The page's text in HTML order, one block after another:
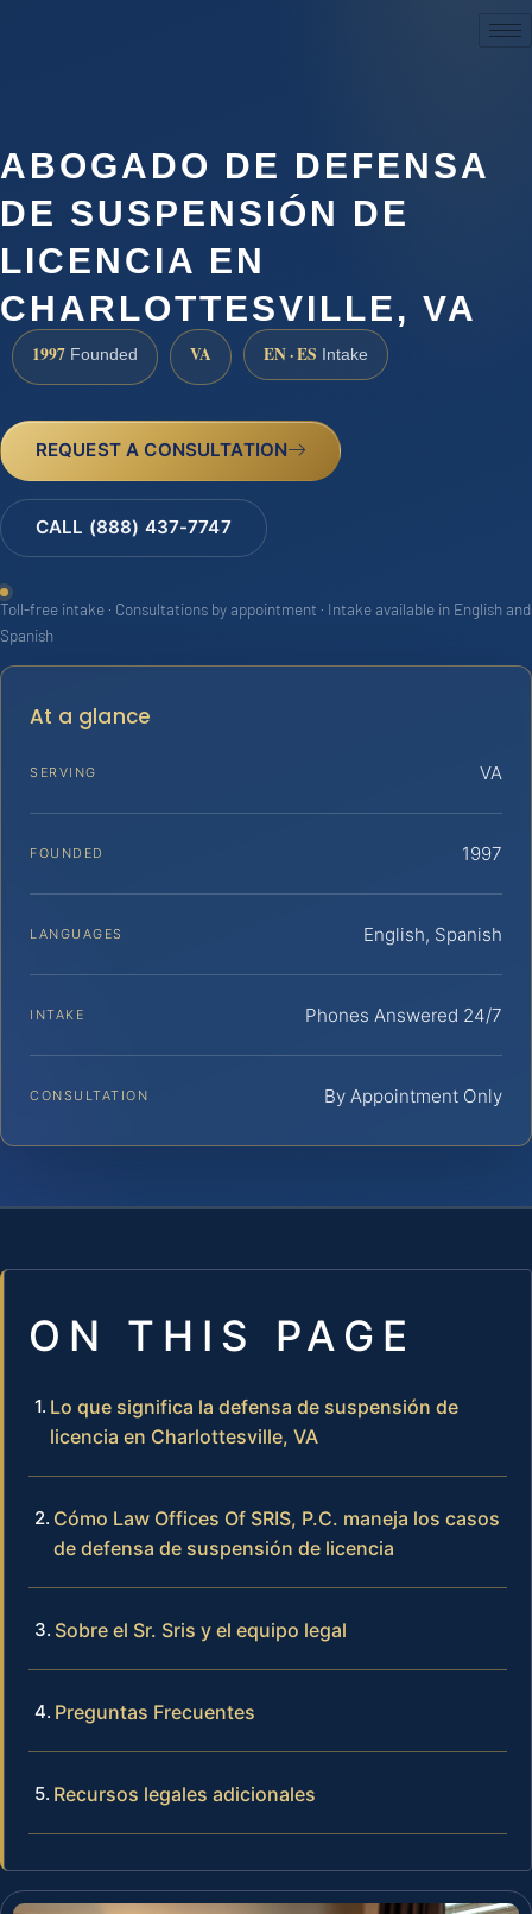
ABOGADO DE DEFENSA
DE SUSPENSIÓN DE
LICENCIA EN
CHARLOTTESVILLE, VA
1997 Founded VA EN · ES Intake
REQUEST A CONSULTATION
CALL (888) 437-7747
Toll-free intake · Consultations by appointment · Intake available in English and
Spanish
At a glance
SERVING VA
FOUNDED 1997
LANGUAGES English, Spanish
INTAKE Phones Answered 24/7
CONSULTATION By Appointment Only
ON THIS PAGE
Lo que significa la defensa de suspensión de
licencia en Charlottesville, VA
Cómo Law Offices Of SRIS, P.C. maneja los casos
de defensa de suspensión de licencia
Sobre el Sr. Sris y el equipo legal
Preguntas Frecuentes
Recursos legales adicionales